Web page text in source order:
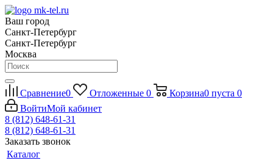
Ваш город
Санкт-Петербург
Санкт-Петербург
Москва
Сравнение0 Отложенные 0 Корзина0 пуста 0
ВойтиМой кабинет
8 (812) 648-61-31
8 (812) 648-61-31
Заказать звонок
Каталог